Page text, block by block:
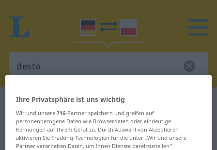
Deutsch-Polnisch Wörterbuch
Deutsch-Polnisch Übersetzung für
"desto"
Ihre Privatsphäre ist uns wichtig
Wir und unsere716-Partner speichern und greifen auf
personenbezogene Daten wie Browserdaten oder eindeutige
Kennungen auf Ihrem Gerät zu. Durch Auswahl von Akzeptieren
aktivieren Sie Tracking-Technologien für die unter „Wir und unsere
Partner verarbeiten Daten, um Ihnen Dienste bereitzustellen“